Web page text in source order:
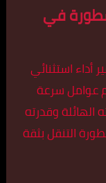
في
استثنائي
عوامل سرعة
الهائلة وقدرته
التنقل بثقة